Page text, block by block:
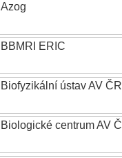
Azog
BBMRI ERIC
Biofyzikální ústav AV ČR
Biologické centrum AV